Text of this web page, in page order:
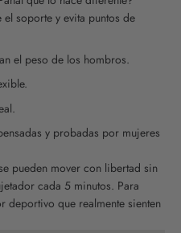
soporte y evita puntos de
el peso de los hombros.
y probadas por mujeres
pueden mover con libertad sin
cada 5 minutos. Para
deportivo que realmente sienten